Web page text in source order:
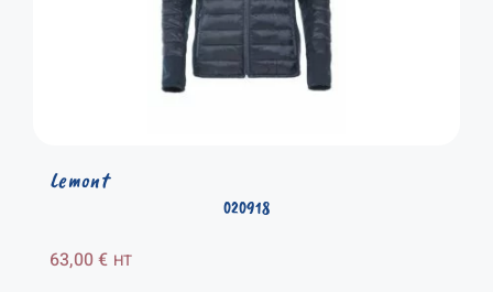
020918
Lemont
63,00€ HT